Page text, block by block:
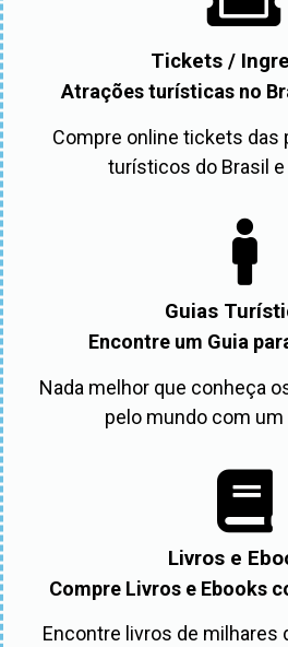
Tickets /
Atrações turísticas no
Compre online tickets das
turísticos do Brasil
Guias
Encontre um Guia
Nada melhor que conheça
pelo mundo com um
Livros e
Compre Livros e Ebooks
Encontre livros de milhares